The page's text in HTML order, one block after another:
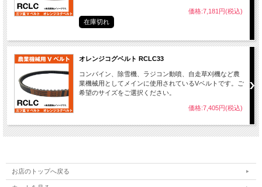
価格:7,181円(税込)
在庫切れ
オレンジコグベルト RCLC33
コンバイン、除雪機、ラジコン動噴、自走草刈機など農
業機械用としてメインに使用されているVベルトです。ご
希望のサイズをご選択ください。
価格:7,405円(税込)
お店のトップへ戻る